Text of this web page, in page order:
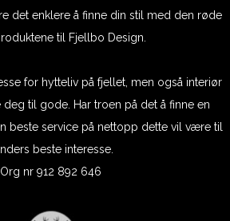
det enklere å finne din stil med den røde
til Fjellbo Design.
for hytteliv på fjellet, men også interiør
til gode. Har troen på det å finne en
beste service på nettopp dette vil være til
beste interesse.
Org nr 912 892 646